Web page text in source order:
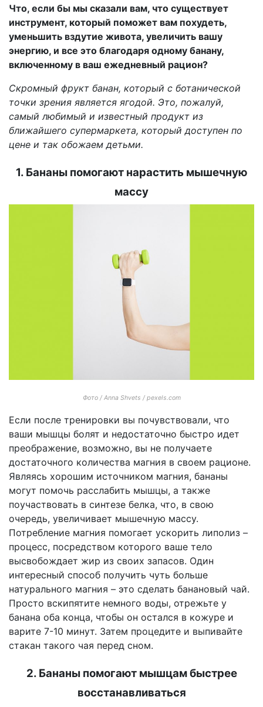
Что, если бы мы сказали вам, что существует
инструмент, который поможет вам похудеть,
уменьшить вздутие живота, увеличить вашу
энергию, и все это благодаря одному банану,
включенному в ваш ежедневный рацион?
Скромный фрукт банан, который с ботанической
точки зрения является ягодой. Это, пожалуй,
самый любимый и известный продукт из
ближайшего супермаркета, который доступен по
цене и так обожаем детьми.
1. Бананы помогают нарастить мышечную
массу
Фото / Anna Shvets / pexels.com
Если после тренировки вы почувствовали, что
ваши мышцы болят и недостаточно быстро идет
преображение, возможно, вы не получаете
достаточного количества магния в своем рационе.
Являясь хорошим источником магния, бананы
могут помочь расслабить мышцы, а также
поучаствовать в синтезе белка, что, в свою
очередь, увеличивает мышечную массу.
Потребление магния помогает ускорить липолиз –
процесс, посредством которого ваше тело
высвобождает жир из своих запасов. Один
интересный способ получить чуть больше
натурального магния – это сделать банановый чай.
Просто вскипятите немного воды, отрежьте у
банана оба конца, чтобы он остался в кожуре и
варите 7-10 минут. Затем процедите и выпивайте
стакан такого чая перед сном.
2. Бананы помогают мышцам быстрее
восстанавливаться